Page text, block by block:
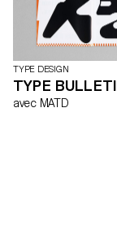
TYPE DESIGN
TYPE
avec MATD